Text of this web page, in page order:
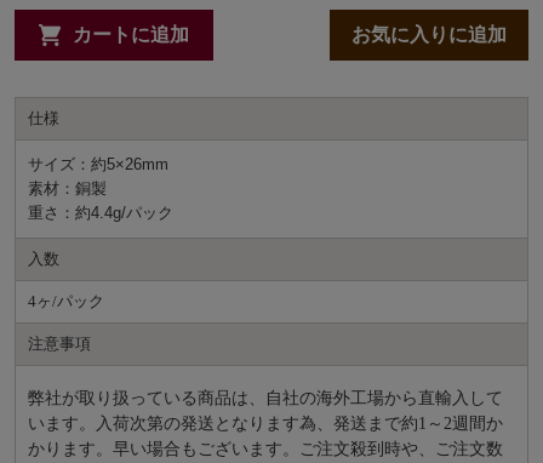
カートに追加 お気に入りに追加
仕様
サイズ：約5×26mm
素材：銅製
重さ：約4.4g/パック
入数
4ヶ/パック
注意事項
弊社が取り扱っている商品は、自社の海外工場から直輸入して
います。入荷次第の発送となります為、発送まで約1～2週間か
かります。早い場合もございます。ご注文殺到時や、ご注文数